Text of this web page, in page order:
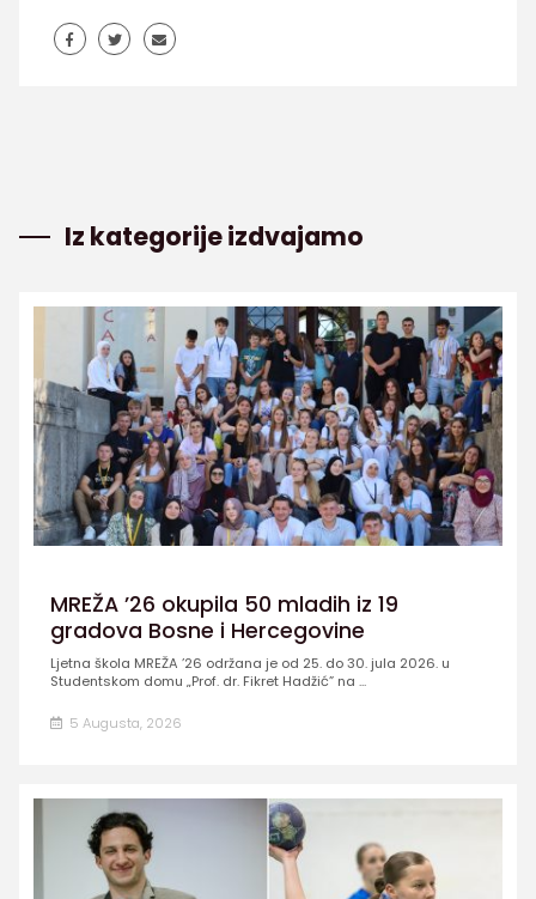
Iz kategorije izdvajamo
MREŽA ’26 okupila 50 mladih iz 19
gradova Bosne i Hercegovine
Ljetna škola MREŽA ’26 održana je od 25. do 30. jula 2026. u
Studentskom domu „Prof. dr. Fikret Hadžić” na ...
5 Augusta, 2026